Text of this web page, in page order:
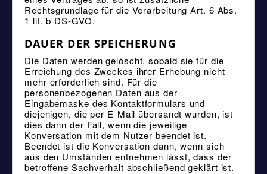
Rechtsgrundlage für die Verarbeitung Art. 6 Abs.
1 lit. b DS-GVO.
DAUER DER SPEICHERUNG
Die Daten werden gelöscht, sobald sie für die
Erreichung des Zweckes ihrer Erhebung nicht
mehr erforderlich sind. Für die
personenbezogenen Daten aus der
Eingabemaske des Kontaktformulars und
diejenigen, die per E-Mail übersandt wurden, ist
dies dann der Fall, wenn die jeweilige
Konversation mit dem Nutzer beendet ist.
Beendet ist die Konversation dann, wenn sich
aus den Umständen entnehmen lässt, dass der
betroffene Sachverhalt abschließend geklärt ist.